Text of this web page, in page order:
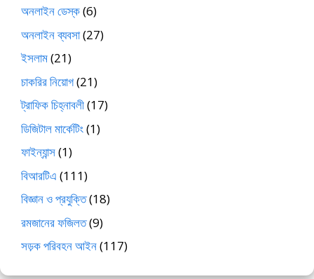
অনলাইন ডেস্ক(6)
অনলাইন ব্যবসা(27)
ইসলাম(21)
চাকরির নিয়োগ(21)
ট্রাফিক চিহ্নাবলী(17)
ডিজিটাল মার্কেটিং(1)
ফাইন্যান্স(1)
বিআরটিএ (111)
বিজ্ঞান ও প্রযুক্তি(18)
রমজানের ফজিলত(9)
সড়ক পরিবহন আইন(117)